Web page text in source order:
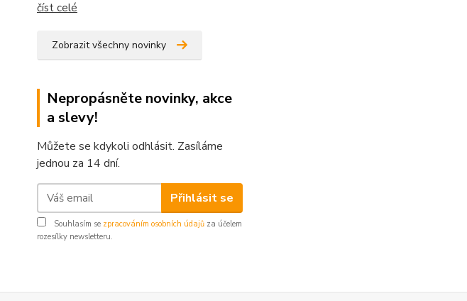
číst celé
Zobrazit všechny novinky
Nepropásněte novinky, akce
a slevy!
Můžete se kdykoli odhlásit. Zasíláme
jednou za 14 dní.
Přihlásit se
Souhlasím se zpracováním osobních údajů za účelem
rozesílky newsletteru.